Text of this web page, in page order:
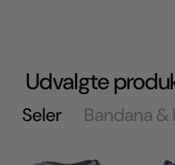
Udvalgte
Seler Bandana